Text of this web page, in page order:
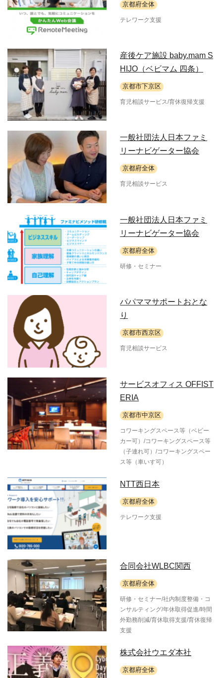
京都府全体
テレワーク支援
産後ケア施設 baby.mam S
HIJO（ベビマム 四条）
京都市下京区
育児相談サービス/育休復帰支援
一般社団法人日本ファミ
リーナビゲーター協会
京都府全体
育児相談サービス
一般社団法人日本ファミ
リーナビゲーター協会
京都府全体
研修・セミナー
パパママサポートおとな
り
京都市西京区
育児相談サービス
サービスオフィス OFFIST
ERIA
京都市中京区
コワーキングスペース等（ベビー
カー可）/コワーキングスペース等
（子連れ可）/コワーキングスペー
ス等（車いす可）
NTT西日本
京都府全体
テレワーク支援
合同会社WLBC関西
京都府全体
研修・セミナー/社内制度整備・コ
ンサルティング/年休取得促進/時間
外勤務削減/育休取得支援/育休復帰
支援
株式会社ウエダ本社
京都府全体